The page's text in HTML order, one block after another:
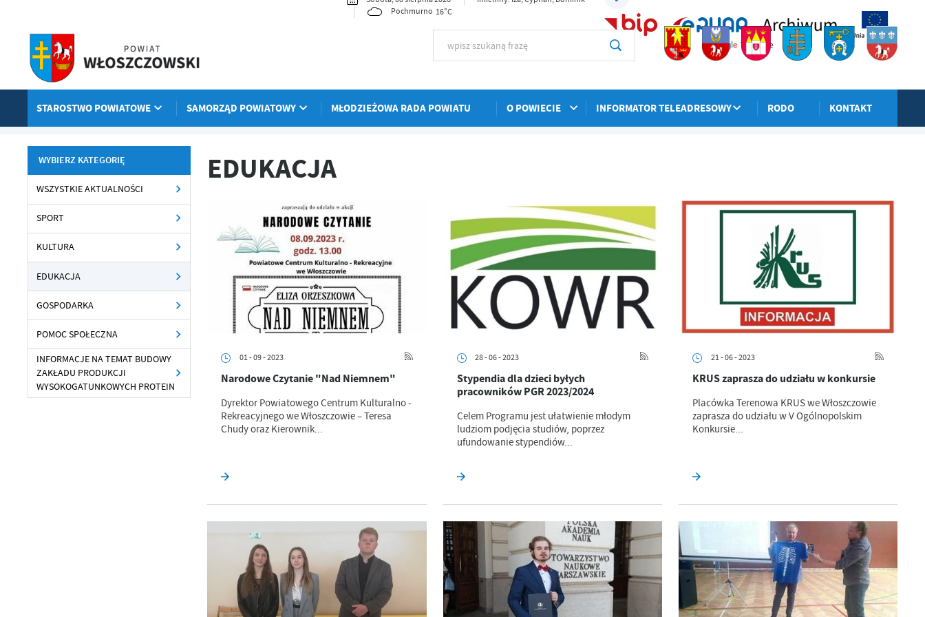
Pochmurno 16°C
STAROSTWO POWIATOWE SAMORZĄD POWIATOWY MŁODZIEŻOWA RADA POWIATU O POWIECIE INFORMATOR TELEADRESOWY RODO KONTAKT
WYBIERZ KATEGORIĘ
WSZYSTKIE AKTUALNOŚCI
SPORT
KULTURA
EDUKACJA
GOSPODARKA
POMOC SPOŁECZNA
INFORMACJE NA TEMAT BUDOWY
ZAKŁADU PRODUKCJI
WYSOKOGATUNKOWYCH PROTEIN
EDUKACJA
01 - 09 - 2023
Narodowe Czytanie "Nad Niemnem"
Dyrektor Powiatowego Centrum Kulturalno -
Rekreacyjnego we Włoszczowie – Teresa
Chudy oraz Kierownik...
28 - 06 - 2023
Stypendia dla dzieci byłych
pracowników PGR 2023/2024
Celem Programu jest ułatwienie młodym
ludziom podjęcia studiów, poprzez
ufundowanie stypendiów...
21 - 06 - 2023
KRUS zaprasza do udziału w konkursie
Placówka Terenowa KRUS we Włoszczowie
zaprasza do udziału w V Ogólnopolskim
Konkursie...